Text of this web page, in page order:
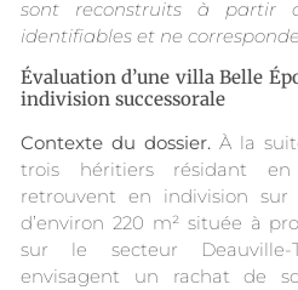
sont reconstruits à partir
identifiables et ne
Évaluation d’une villa Belle
indivision successorale
Contexte du dossier. À la
trois héritiers résidant
retrouvent en indivision
d’environ 220 m² située à
sur le secteur Deauville-
envisagent un rachat de